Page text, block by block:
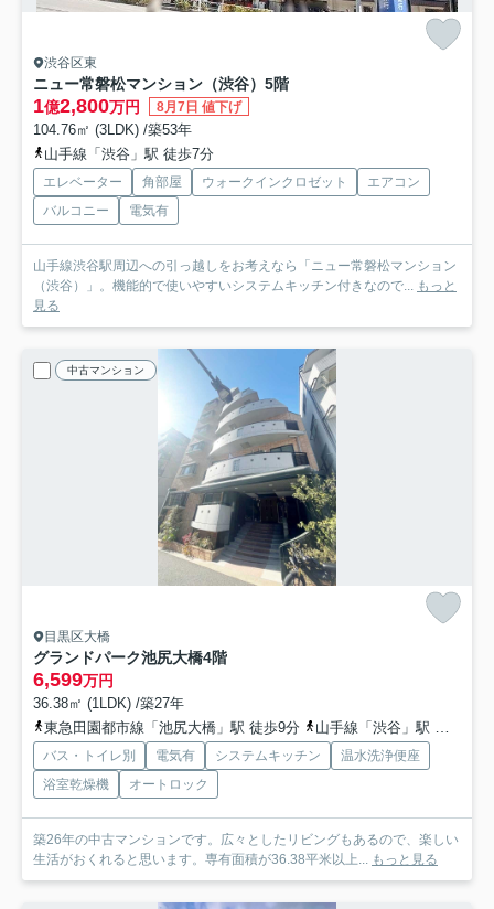
渋谷区東
ニュー常磐松マンション（渋谷） 5階
1億2,800万円 8月7日 値下げ
104.76㎡ (3LDK) /築53年
山手線「渋谷」駅 徒歩7分
エレベーター 角部屋 ウォークインクロゼット
エアコン
バルコニー
電気有
山手線渋谷駅周辺への引っ越しをお考えなら「ニュー常磐松マンション
（渋谷）」。機能的で使いやすいシステムキッチン付きなので... もっと
見る
中古マンション
目黒区大橋
グランドパーク池尻大橋4階
6,599万円
36.38㎡ (1LDK) /築27年
東急田園都市線「池尻大橋」駅 徒歩9分
山手線「渋谷」駅 徒歩15分
バス・トイレ別 電気有 システムキッチン
温水洗浄便座
浴室乾燥機
オートロック
築26年の中古マンションです。広々としたリビングもあるので、楽しい
生活がおくれると思います。専有面積が36.38平米以上... もっと見る